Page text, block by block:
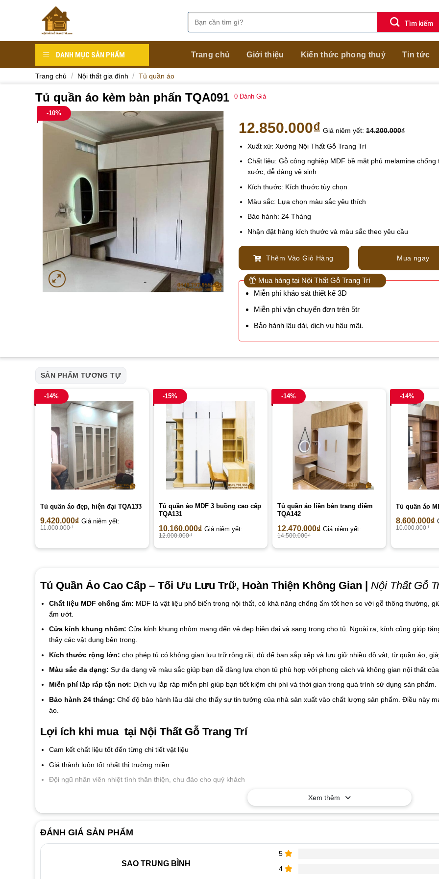
Tìm
kiếm:
DANH MỤC SẢN PHẨM Trang chủ Giới thiệu Kiến thức phong thuỷ Tin tức
Trang chủ / Nội thất gia đình / Tủ quần áo
Tủ quần áo kèm bàn phấn TQA091 0 Đánh Giá
-10%
12.850.000₫ Giá niêm yết: 14.200.000₫
Xuất xứ: Xưởng Nội Thất Gỗ Trang Trí
Chất liệu: Gỗ công nghiệp MDF bề mặt phủ melamine chống
xước, dễ dàng vệ sinh
Kích thước: Kích thước tùy chọn
Màu sắc: Lựa chọn màu sắc yêu thích
Bảo hành: 24 Tháng
Nhận đặt hàng kích thước và màu sắc theo yêu cầu
Thêm Vào Giỏ Hàng Mua ngay
Mua hàng tại Nội Thất Gỗ Trang Trí
Miễn phí khảo sát thiết kế 3D
Miễn phí vận chuyển đơn trên 5tr
Bảo hành lâu dài, dịch vụ hậu mãi.
SẢN PHẨM TƯƠNG TỰ
-14%
Tủ quần áo đẹp, hiện đại TQA133
9.420.000₫ Giá niêm yết:
11.000.000₫
-15%
Tủ quần áo MDF 3 buồng cao cấp
TQA131
10.160.000₫ Giá niêm yết:
12.000.000₫
-14%
Tủ quần áo liền bàn trang điểm
TQA142
12.470.000₫ Giá niêm yết:
14.500.000₫
-14%
Tủ quần áo
8.600.000₫
10.000.000₫
Tủ Quần Áo Cao Cấp – Tối Ưu Lưu Trữ, Hoàn Thiện Không Gian | Nội Thất Gỗ
Chất liệu MDF chống ẩm: MDF là vật liệu phổ biến trong nội thất, có khả năng chống ẩm tốt hơn so với gỗ thông thường,
ẩm ướt.
Cửa kính khung nhôm: Cửa kính khung nhôm mang đến vẻ đẹp hiện đại và sang trọng cho tủ. Ngoài ra, kính cũng giúp
thấy các vật dụng bên trong.
Kích thước rộng lớn: cho phép tủ có không gian lưu trữ rộng rãi, đủ để bạn sắp xếp và lưu giữ nhiều đồ vật, từ quần áo,
Màu sắc đa dạng: Sự đa dạng về màu sắc giúp bạn dễ dàng lựa chọn tủ phù hợp với phong cách và không gian nội thất
Miễn phí lắp ráp tận nơi: Dịch vụ lắp ráp miễn phí giúp bạn tiết kiệm chi phí và thời gian trong quá trình sử dụng sản phẩm.
Bảo hành 24 tháng: Chế độ bảo hành lâu dài cho thấy sự tin tưởng của nhà sản xuất vào chất lượng sản phẩm. Điều này
áo.
Lợi ích khi mua tại Nội Thất Gỗ Trang Trí
Cam kết chất liệu tốt đến từng chi tiết vật liệu
Giá thành luôn tốt nhất thị trường miền
Đội ngũ nhân viên nhiệt tình thân thiện, chu đáo cho quý khách
Xem thêm
ĐÁNH GIÁ SẢN PHẨM
SAO TRUNG BÌNH
5
4